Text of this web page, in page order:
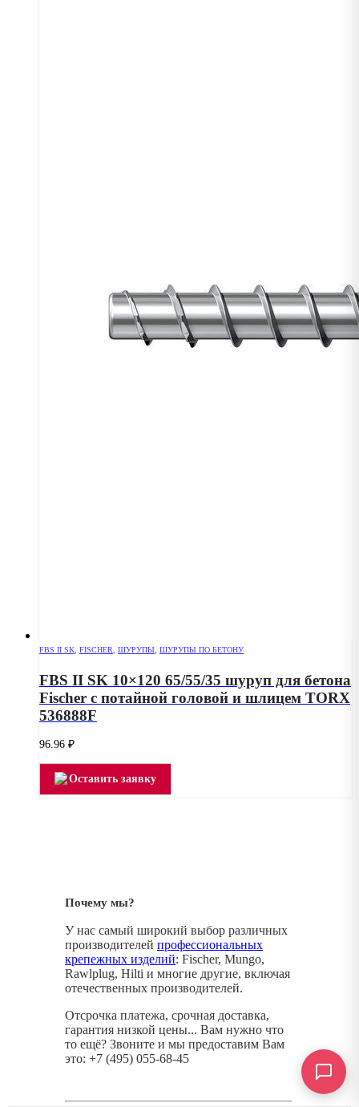
FBS II SK FISCHER ШУРУПЫ ШУРУПЫ ПО БЕТОНУ
FBS II SK 10×120 65/55/35 шуруп для бетона
Fischer с потайной головой и шлицем TORX
536888F
96.96 ₽
Оставить заявку
Почему мы?
У нас самый широкий выбор различных
производителей профессиональных
крепежных изделий: Fischer, Mungo,
Rawlplug, Hilti и многие другие, включая
отечественных производителей.
Отсрочка платежа, срочная доставка,
гарантия низкой цены... Вам нужно что
то ещё? Звоните и мы предоставим Вам
это: +7 (495) 055-68-45